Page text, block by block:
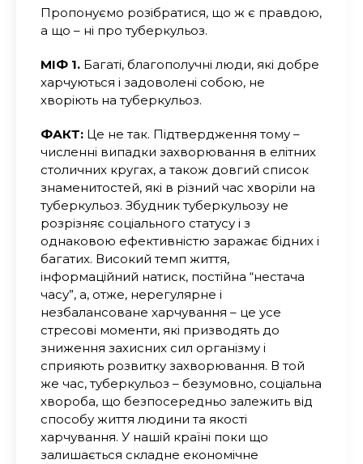
Пропонуємо розібратися, що ж є правдою,
а що – ні про туберкульоз.
МІФ 1. Багаті, благополучні люди, які добре
харчуються і задоволені собою, не
хворіють на туберкульоз.
ФАКТ: Це не так. Підтвердження тому –
численні випадки захворювання в елітних
столичних кругах, а також довгий список
знаменитостей, які в різний час хворіли на
туберкульоз. Збудник туберкульозу не
розрізняє соціального статусу і з
однаковою ефективністю заражає бідних і
багатих. Високий темп життя,
інформаційний натиск, постійна “нестача
часу”, а, отже, нерегулярне і
незбалансоване харчування – це усе
стресові моменти, які призводять до
зниження захисних сил організму і
сприяють розвитку захворювання. В той
же час, туберкульоз – безумовно, соціальна
хвороба, що безпосередньо залежить від
способу життя людини та якості
харчування. У нашій країні поки що
залишається складне економічне